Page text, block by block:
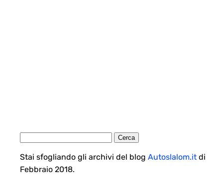
Stai sfogliando gli archivi del blog Autoslalom.it di
Febbraio 2018.